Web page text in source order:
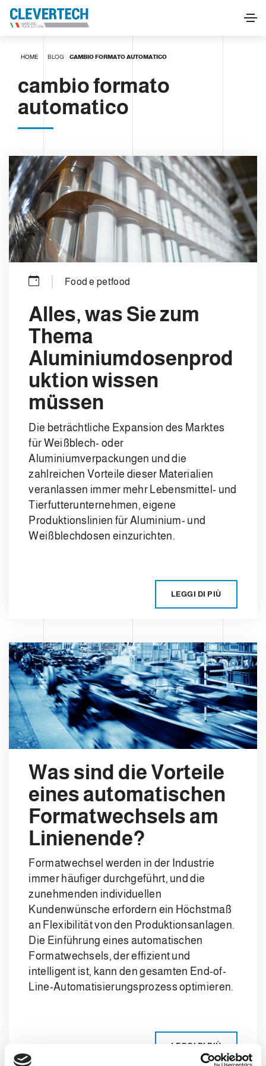
HOME BLOG CAMBIO FORMATO AUTOMATICO
cambio formato
automatico
Food e petfood
Alles, was Sie zum
Thema
Aluminiumdosenprod
uktion wissen
müssen
Die beträchtliche Expansion des Marktes
für Weißblech- oder
Aluminiumverpackungen und die
zahlreichen Vorteile dieser Materialien
veranlassen immer mehr Lebensmittel- und
Tierfutterunternehmen, eigene
Produktionslinien für Aluminium- und
Weißblechdosen einzurichten.
LEGGI DI PIÙ
Was sind die Vorteile
eines automatischen
Formatwechsels am
Linienende?
Formatwechsel werden in der Industrie
immer häufiger durchgeführt, und die
zunehmenden individuellen
Kundenwünsche erfordern ein Höchstmaß
an Flexibilität von den Produktionsanlagen.
Die Einführung eines automatischen
Formatwechsels, der effizient und
intelligent ist, kann den gesamten End-of-
Line-Automatisierungsprozess optimieren.
LEGGI DI PIÙ